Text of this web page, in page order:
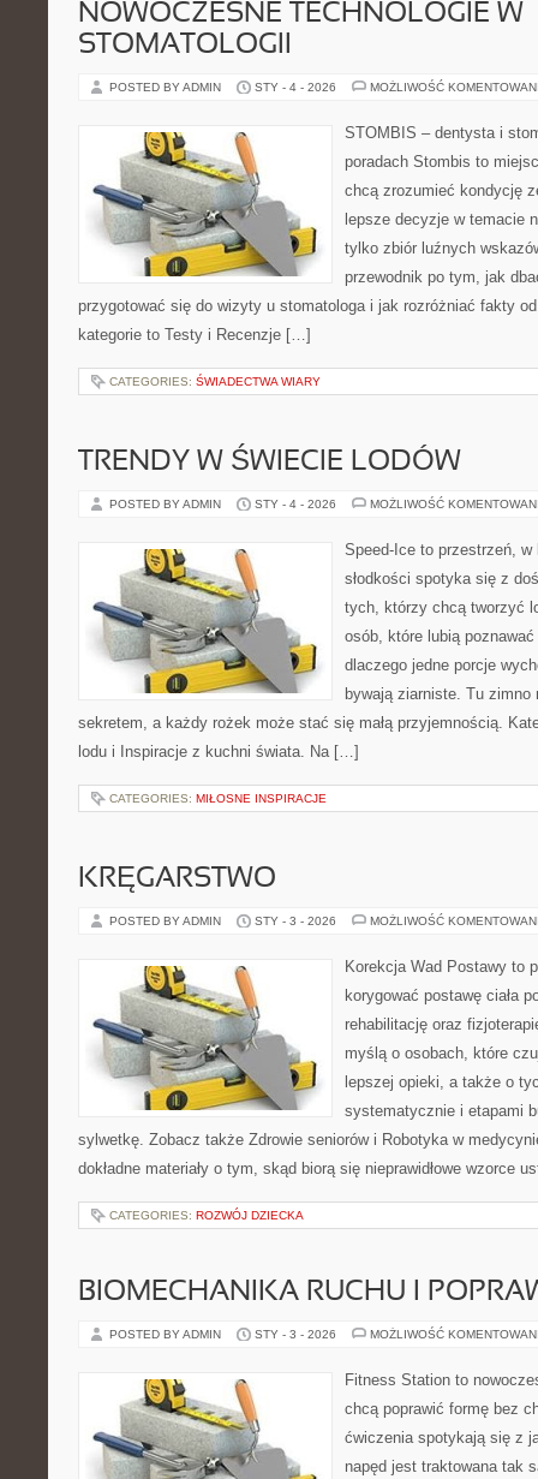
NOWOCZESNE TECHNOLOGIE W
STOMATOLOGII
POSTED BY ADMIN STY - 4 - 2026 MOŻLIWOŚĆ
STOMBIS – dentysta i
poradach Stombis to
chcą zrozumieć kondycję
lepsze decyzje w temacie
tylko zbiór luźnych
przewodnik po tym, jak
przygotować się do wizyty u stomatologa i jak rozróżniać fakty
kategorie to Testy i Recenzje […]
CATEGORIES: ŚWIADECTWA WIARY
TRENDY W ŚWIECIE LODÓW
POSTED BY ADMIN STY - 4 - 2026 MOŻLIWOŚĆ
Speed-Ice to przestrzeń, w
słodkości spotyka się z
tych, którzy chcą tworzyć
osób, które lubią
dlaczego jedne porcje
bywają ziarniste. Tu
sekretem, a każdy rożek może stać się małą przyjemnością.
lodu i Inspiracje z kuchni świata. Na […]
CATEGORIES: MIŁOSNE INSPIRACJE
KRĘGARSTWO
POSTED BY ADMIN STY - 3 - 2026 MOŻLIWOŚĆ
Korekcja Wad Postawy to
korygować postawę ciała
rehabilitację oraz
myślą o osobach, które
lepszej opieki, a także o
systematycznie i etapami
sylwetkę. Zobacz także Zdrowie seniorów i Robotyka w
dokładne materiały o tym, skąd biorą się nieprawidłowe wzorce
CATEGORIES: ROZWÓJ DZIECKA
BIOMECHANIKA RUCHU I
POSTED BY ADMIN STY - 3 - 2026 MOŻLIWOŚĆ
Fitness Station to
chcą poprawić formę bez
ćwiczenia spotykają się z
napęd jest traktowana tak